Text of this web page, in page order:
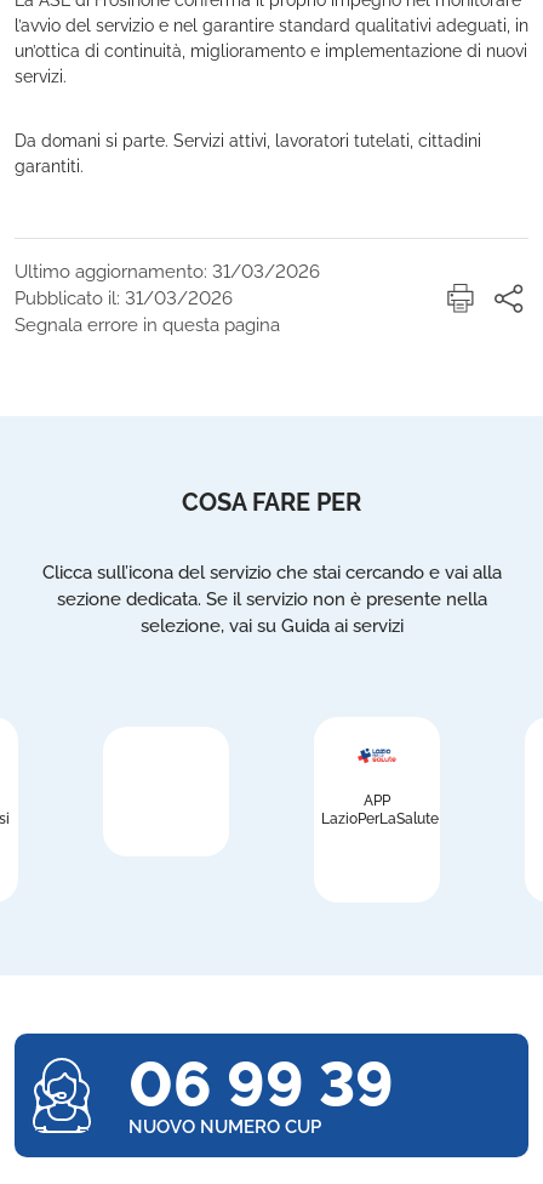
l’avvio del servizio e nel garantire standard qualitativi adeguati, in
un’ottica di continuità, miglioramento e implementazione di nuovi
servizi.
Da domani si parte. Servizi attivi, lavoratori tutelati, cittadini
garantiti.
Ultimo aggiornamento: 31/03/2026
Pubblicato il: 31/03/2026
Segnala errore in questa pagina
COSA FARE PER
Clicca sull’icona del servizio che stai cercando e vai alla
sezione dedicata. Se il servizio non è presente nella
selezione, vai su Guida ai servizi
APP
LazioPerLaSalute
06 99 39
NUOVO NUMERO CUP